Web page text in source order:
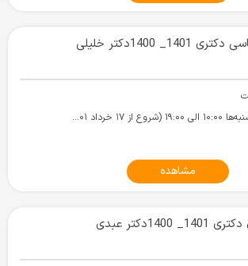
1400دکتر خلیلی
سه شنبه‌ها ۱۰:۰۰ الی ۱۹:۰۰ (شروع از ۱۷ خرداد ۱۴۰۱)
مشاهده
عبدی